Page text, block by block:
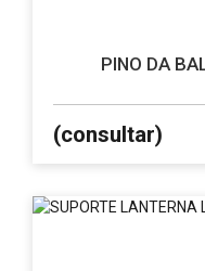
PINO DA
(consultar)